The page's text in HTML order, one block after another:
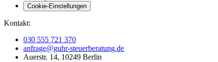
Cookie-Einstellungen
Kontakt:
030 555 721 370
anfrage@guhr-steuerberatung.de
Auerstr. 14, 10249 Berlin